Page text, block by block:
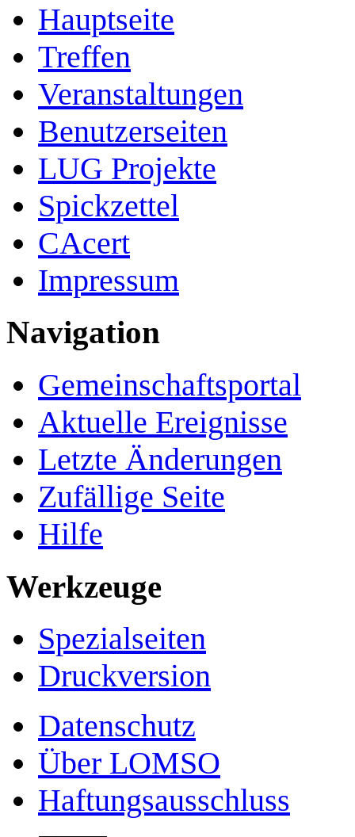
Hauptseite
Treffen
Veranstaltungen
Benutzerseiten
LUG Projekte
Spickzettel
CAcert
Impressum
Navigation
Gemeinschafts­portal
Aktuelle Ereignisse
Letzte Änderungen
Zufällige Seite
Hilfe
Werkzeuge
Spezialseiten
Druckversion
Datenschutz
Über LOMSO
Haftungsausschluss